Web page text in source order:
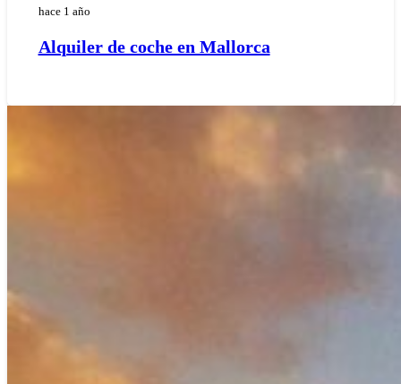
hace 1 año
Alquiler de coche en Mallorca